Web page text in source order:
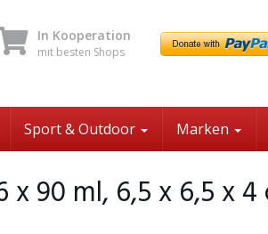
In Kooperation
mit besten Shops
Sport & Outdoor Marken
90 ml, 6,5 x 6,5 x 4